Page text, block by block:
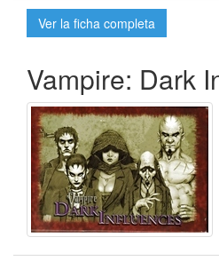
Ver la ficha completa
Vampire: Dark